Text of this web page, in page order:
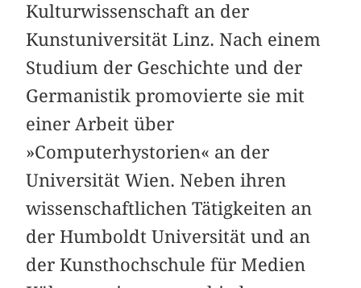
Kulturwissenschaft an der
Kunstuniversität Linz. Nach einem
Studium der Geschichte und der
Germanistik promovierte sie mit
einer Arbeit über
»Computerhystorien« an der
Universität Wien. Neben ihren
wissenschaftlichen Tätigkeiten an
der Humboldt Universität und an
der Kunsthochschule für Medien